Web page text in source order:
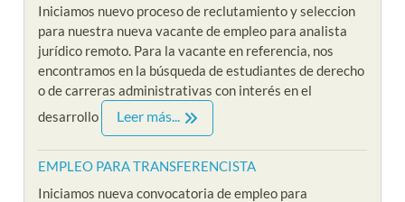
Iniciamos nuevo proceso de reclutamiento y seleccion
para nuestra nueva vacante de empleo para analista
jurídico remoto. Para la vacante en referencia, nos
encontramos en la búsqueda de estudiantes de derecho
o de carreras administrativas con interés en el
desarrollo
Leer más...
EMPLEO PARA TRANSFERENCISTA
Iniciamos nueva convocatoria de empleo para